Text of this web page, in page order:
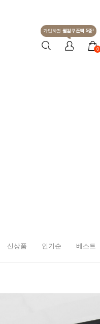
가입하면 웰컴쿠폰팩 5종!
0
신상품 인기순 베스트